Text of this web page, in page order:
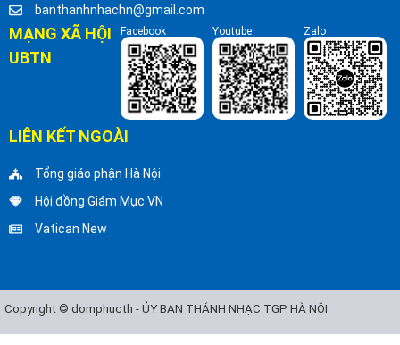
banthanhnhachn@gmail.com
MẠNG XÃ HỘI
UBTN
Facebook Youtube Zalo
LIÊN KẾT NGOÀI
Tổng giáo phận Hà Nội
Hội đồng Giám Mục VN
Vatican New
Copyright © domphucth - ỦY BAN THÁNH NHẠC TGP HÀ NỘI